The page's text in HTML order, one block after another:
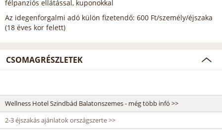
félpanziós ellátással, kuponokkal
Az idegenforgalmi adó külön fizetendő: 600 Ft/személy/éjszaka
(18 éves kor felett)
CSOMAGRÉSZLETEK
Wellness Hotel Szindbád Balatonszemes - még több infó >>
2-3 éjszakás ajánlatok országszerte >>